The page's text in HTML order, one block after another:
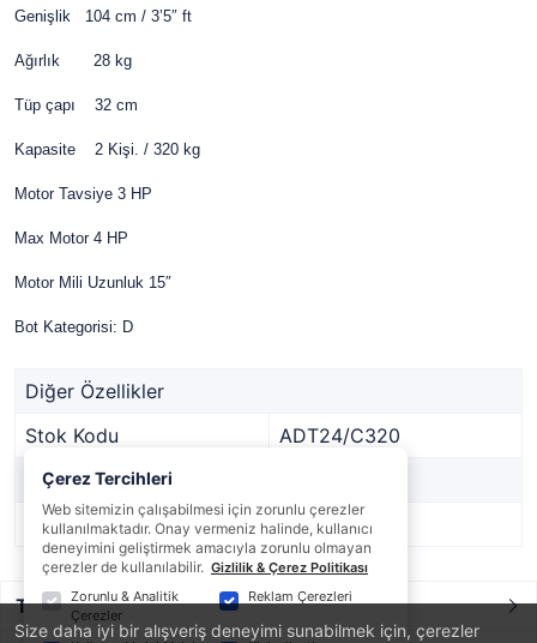
Size daha iyi bir alışveriş deneyimi sunabilmek için, çerezler
Genişlik 104 cm / 3’5″ ft
Ağırlık 28 kg
Tüp çapı 32 cm
Kapasite 2 Kişi. / 320 kg
Motor Tavsiye 3 HP
Max Motor 4 HP
Motor Mili Uzunluk 15″
Bot Kategorisi: D
Diğer Özellikler
Stok Kodu
ADT24/C320
Marka
Stok Durumu
Var
Taksit / Ödeme Seçenekleri
Çerez Tercihleri
Web sitemizin çalışabilmesi için zorunlu çerezler
kullanılmaktadır. Onay vermeniz halinde, kullanıcı
deneyimini geliştirmek amacıyla zorunlu olmayan
çerezler de kullanılabilir. Gizlilik & Çerez Politikası
Zorunlu & Analitik
Çerezler
Reklam Çerezleri